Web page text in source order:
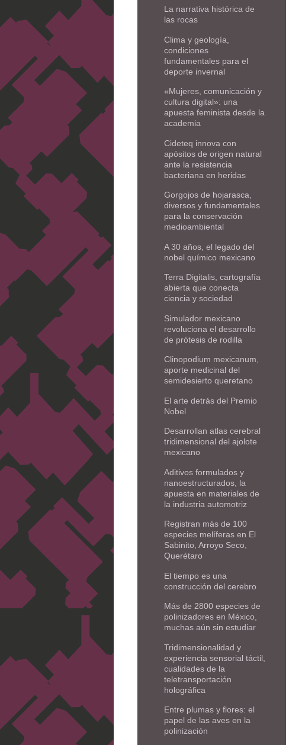
La narrativa histórica de
las rocas
Clima y geología,
condiciones
fundamentales para el
deporte invernal
«Mujeres, comunicación y
cultura digital»: una
apuesta feminista desde la
academia
Cideteq innova con
apósitos de origen natural
ante la resistencia
bacteriana en heridas
Gorgojos de hojarasca,
diversos y fundamentales
para la conservación
medioambiental
A 30 años, el legado del
nobel químico mexicano
Terra Digitalis, cartografía
abierta que conecta
ciencia y sociedad
Simulador mexicano
revoluciona el desarrollo
de prótesis de rodilla
Clinopodium mexicanum,
aporte medicinal del
semidesierto queretano
El arte detrás del Premio
Nobel
Desarrollan atlas cerebral
tridimensional del ajolote
mexicano
Aditivos formulados y
nanoestructurados, la
apuesta en materiales de
la industria automotriz
Registran más de 100
especies melíferas en El
Sabinito, Arroyo Seco,
Querétaro
El tiempo es una
construcción del cerebro
Más de 2800 especies de
polinizadores en México,
muchas aún sin estudiar
Tridimensionalidad y
experiencia sensorial táctil,
cualidades de la
teletransportación
holográfica
Entre plumas y flores: el
papel de las aves en la
polinización